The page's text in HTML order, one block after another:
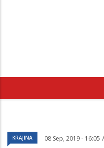
KRAJINA 08 Sep, 2019 - 16:05